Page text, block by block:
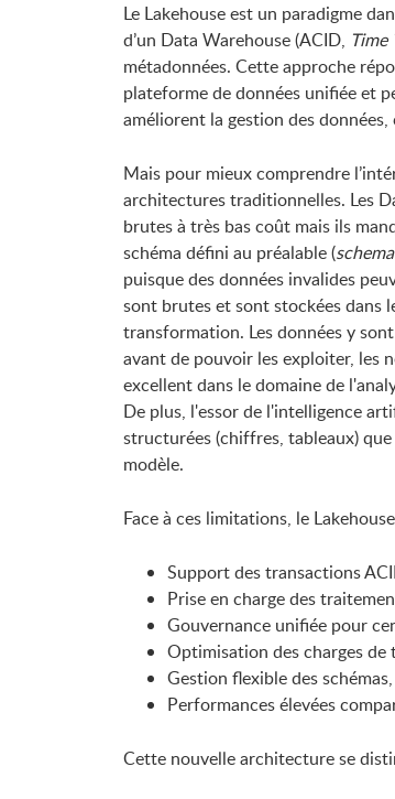
Le Lakehouse est un paradigme
d’un Data Warehouse (ACID, Time
métadonnées. Cette approche
plateforme de données unifiée et
améliorent la gestion des
Mais pour mieux comprendre
architectures traditionnelles. Les
brutes à très bas coût mais ils
schéma défini au préalable (
puisque des données invalides
sont brutes et sont stockées dans
transformation. Les données y
avant de pouvoir les exploiter, les
excellent dans le domaine de
De plus, l'essor de l'intelligence
structurées (chiffres, tableaux)
modèle.
Face à ces limitations, le
Support des transactions
Prise en charge des
Gouvernance unifiée pour
Optimisation des charges de
Gestion flexible des schémas,
Performances élevées
Cette nouvelle architecture se